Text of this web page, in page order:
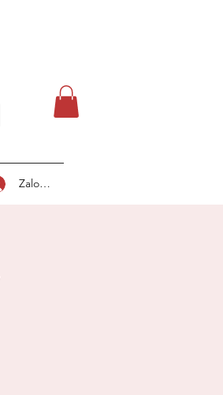
Zaloguj się